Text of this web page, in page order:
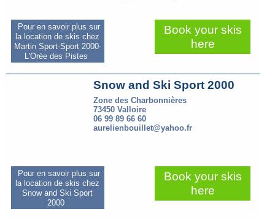
Pour en savoir plus sur
la location de skis chez
Martin Sport-Sport 2000-
L'Orée des Pistes
Book your skis
here
Snow and Ski Sport 2000
Zone des Charbonnières
73450 Valloire
06 99 89 66 60
aurelienbouillet@yahoo.fr
Pour en savoir plus sur
la location de skis chez
Snow and Ski Sport
2000
Book your skis
here